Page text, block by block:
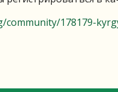
community/178179-